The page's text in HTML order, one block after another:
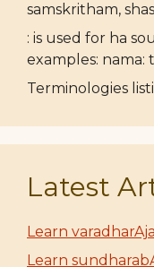
samskritham,
: is used for ha
examples: nama:
Terminologies
Latest
Learn
Learn